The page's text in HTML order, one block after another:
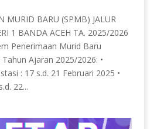
MURID BARU (SPMB) JALUR
1 BANDA ACEH TA. 2025/2026
Penerimaan Murid Baru
Ajaran 2025/2026: •
: 17 s.d. 21 Februari 2025 •
22...